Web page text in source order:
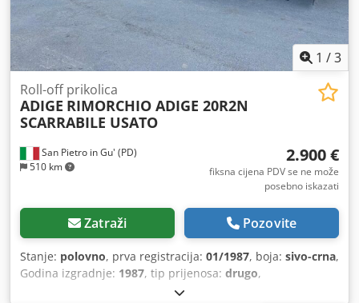
1 /3
San Pietro in Gu' (PD)
510 km
Roll-off prikolica
ADIGE RIMORCHIO ADIGE 20R2N
SCARRABILE USATO
2.900 €
fiksna cijena PDV se ne može
posebno iskazati
Zatraži Pozovite
Stanje: polovno, prva registracija: 01/1987, boja: sivo-crna,
Godina izgradnje: 1987, tip prijenosa: drugo,